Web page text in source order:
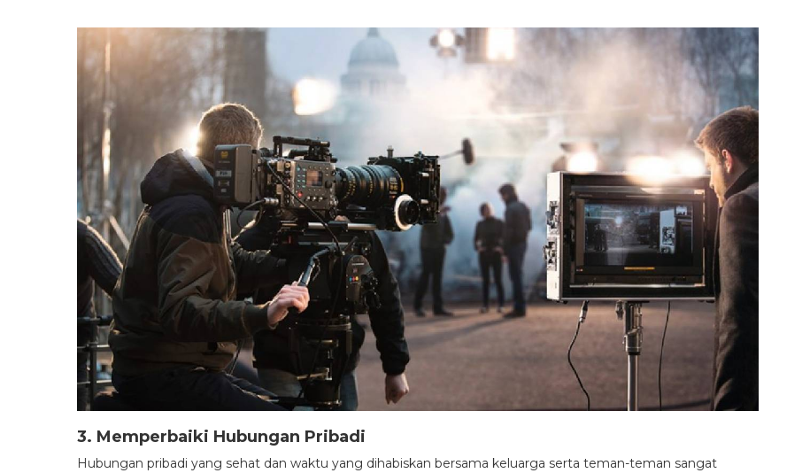
3. Memperbaiki Hubungan Pribadi
Hubungan pribadi yang sehat dan waktu yang dihabiskan bersama keluarga serta teman-teman sangat